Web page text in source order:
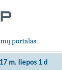
portalas
m. liepos 1 d